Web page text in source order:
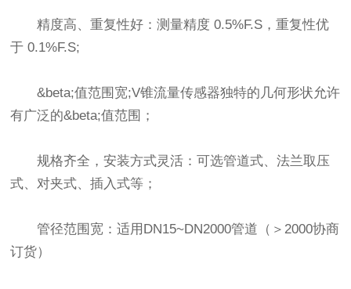
精度高、重复性好：测量精度 0.5%F.S，重复性优
于 0.1%F.S;
&beta;值范围宽;V锥流量传感器独特的几何形状允许
有广泛的&beta;值范围；
规格齐全，安装方式灵活：可选管道式、法兰取压
式、对夹式、插入式等；
管径范围宽：适用DN15~DN2000管道（＞2000协商
订货）